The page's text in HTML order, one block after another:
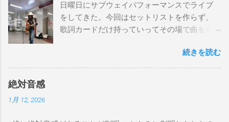
のも一緒さ Gm7 C7 Fmaj7 僕のスウェードシューズ
Gm7 C7 Fmaj7 先の尖ったシューズ Gm7 C7
Am7 とてもカッコいいのさ D7 Gm7 C7 Fmaj7 いつも気分
最高 Bbmaj7 Am7 Abm7 こい...
日曜日にサブウェイパフォーマンスでライブ
をしてきた。今回はセットリストを作らず、
歌詞カードだけ持っていってその場で曲を選
をやった。でも、曲選びにかなりの時間を使
ったし、ライブの流れを良くするためにもセ
続きを読む
絶対音感
1月 12, 2026